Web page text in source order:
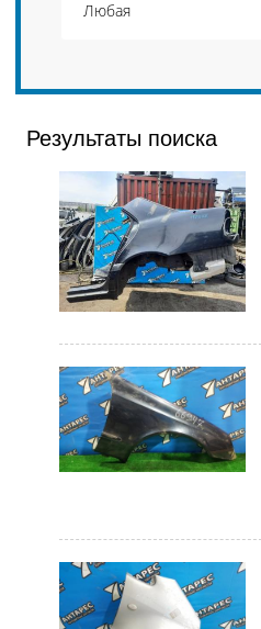
Результаты поиска